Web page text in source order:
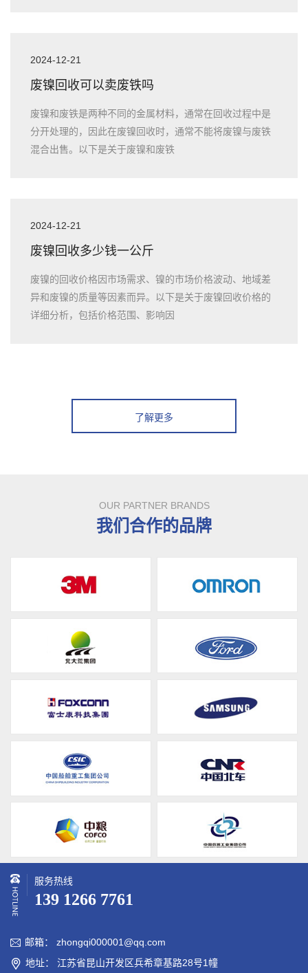
2024-12-21
废镍回收可以卖废铁吗
废镍和废铁是两种不同的金属材料，通常在回收过程中是
分开处理的，因此在废镍回收时，通常不能将废镍与废铁
混合出售。以下是关于废镍和废铁
2024-12-21
废镍回收多少钱一公斤
废镍的回收价格因市场需求、镍的市场价格波动、地域差
异和废镍的质量等因素而异。以下是关于废镍回收价格的
详细分析，包括价格范围、影响因
了解更多
OUR PARTNER BRANDS
我们合作的品牌
服务热线
139 1266 7761
 邮箱： zhongqi000001@qq.com
 地址： 江苏省昆山开发区兵希章基路28号1幢